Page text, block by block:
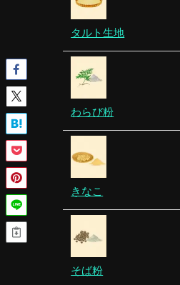
タルト生地
わらび粉
きなこ
そば粉